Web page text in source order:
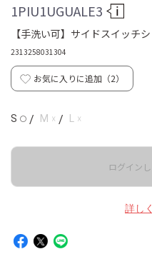
1PIU1UGUALE3
【手洗い可】サイドスイッチ
2313258031304
お気に入りに追加（2）
S ◯ / M ☓ / L ☓
ログイン
詳し